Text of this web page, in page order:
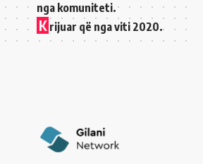
nga komuniteti.
K rijuar që nga viti 2020.